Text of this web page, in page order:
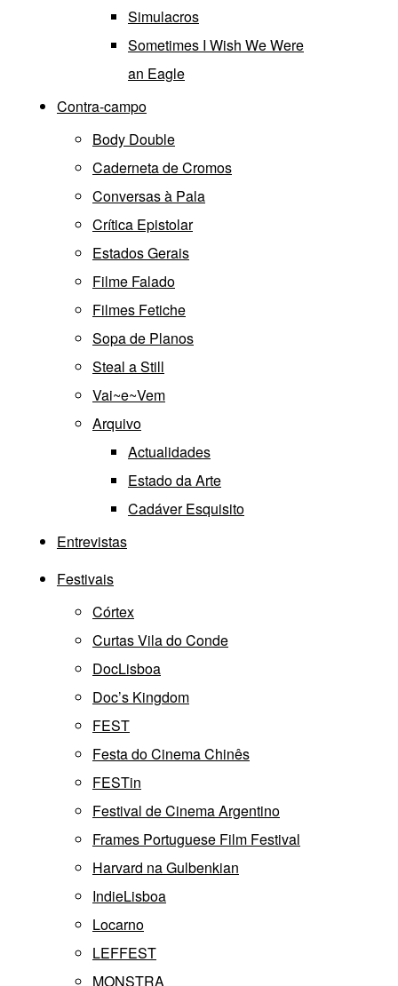
Simulacros
Sometimes I Wish We Were
an Eagle
Contra-campo
Body Double
Caderneta de Cromos
Conversas à Pala
Crítica Epistolar
Estados Gerais
Filme Falado
Filmes Fetiche
Sopa de Planos
Steal a Still
Vai~e~Vem
Arquivo
Actualidades
Estado da Arte
Cadáver Esquisito
Entrevistas
Festivais
Córtex
Curtas Vila do Conde
DocLisboa
Doc’s Kingdom
FEST
Festa do Cinema Chinês
FESTin
Festival de Cinema Argentino
Frames Portuguese Film Festival
Harvard na Gulbenkian
IndieLisboa
Locarno
LEFFEST
MONSTRA